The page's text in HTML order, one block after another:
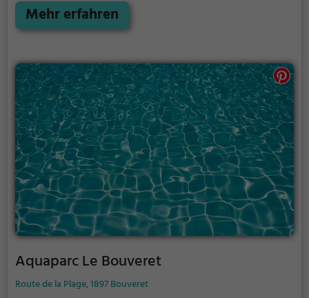
ist das Sportzentrum Zuchwil genau die richtige
Adresse.
Mehr erfahren
Aquaparc Le Bouveret
Route de la Plage, 1897 Bouveret